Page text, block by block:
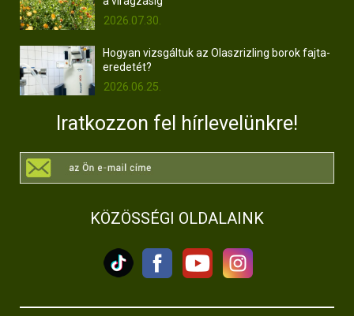
2026.07.30.
Hogyan vizsgáltuk az Olaszrizling borok fajta-
eredetét?
2026.06.25.
Iratkozzon fel hírlevelünkre!
KÖZÖSSÉGI OLDALAINK